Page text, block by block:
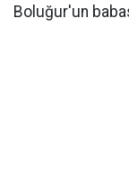
Boluğur'un